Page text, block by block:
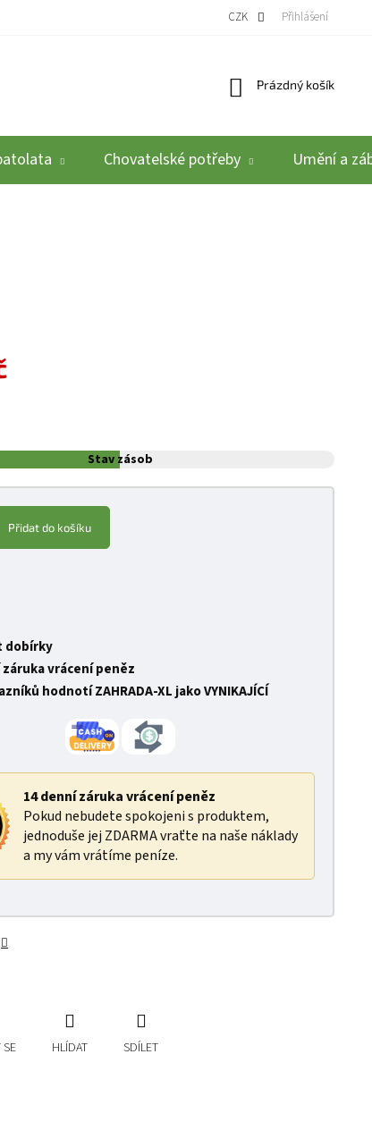
ODBĚR VYSLOUŽILÝCH ELEKTROZAŘÍZENÍ / BATERIÍ REKLAMACE A
CZK Přihlášení
Nákupní košík
Prázdný košík
Chovatelské potřeby Umění a
Stav zásob
Přidat do košíku
dobírky
záruka vrácení peněz
hodnotí ZAHRADA-XL jako VYNIKAJÍCÍ
14 denní záruka vrácení peněz
Pokud nebudete spokojeni s produktem,
jednoduše jej ZDARMA vraťte na naše náklady
a my vám vrátíme peníze.
SE HLÍDAT SDÍLET